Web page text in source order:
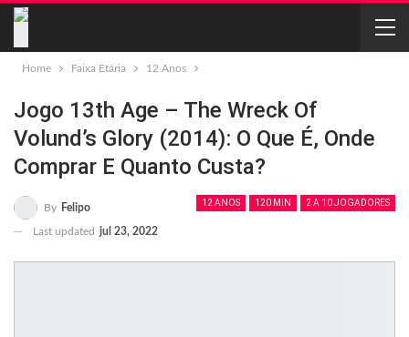
Home Faixa Etária 12 Anos
Jogo 13th Age – The Wreck Of
Volund’s Glory (2014): O Que É, Onde
Comprar E Quanto Custa?
12 ANOS 120 MIN 2 A 10 JOGADORES
By Felipo
Last updated jul 23, 2022